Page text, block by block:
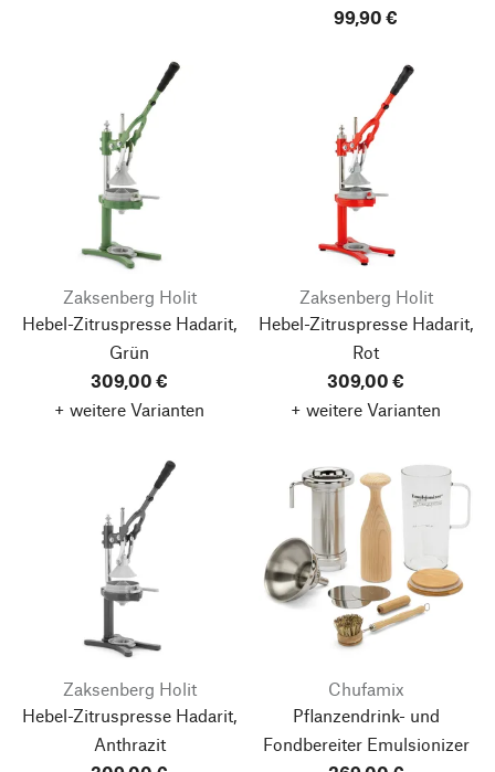
99,90 €
Zaksenberg Holit
Hebel-Zitruspresse Hadarit,
Grün
309,00 €
+ weitere Varianten
Zaksenberg Holit
Hebel-Zitruspresse Hadarit,
Rot
309,00 €
+ weitere Varianten
Zaksenberg Holit
Hebel-Zitruspresse Hadarit,
Anthrazit
Chufamix
Pflanzendrink- und
Fondbereiter Emulsionizer